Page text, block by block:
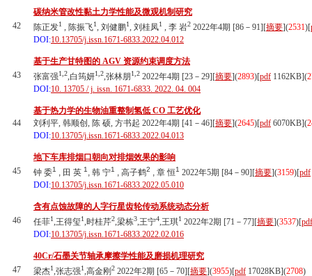
42
碳纳米管改性黏土力学性能及微观机制研究
陈正发1 , 陈振飞1, 刘健鹏1, 刘桂凤1 , 李 岩2 2022年4期 [86－91][摘要](2531)[
DOI:10.13705/j.issn.1671-6833.2022.04.012
43
基于生产甘特图的 AGV 资源约束调度方法
张富强1,2,白筠妍1,2,张林朋 1,2 2022年4期 [23－29][摘要](2893)[pdf 1162KB](
DOI:10. 13705 / j. issn. 1671-6833. 2022. 04. 004
44
基于热力学的生物油重整制氢低 CO 工艺优化
刘利平, 韩顺创, 陈 硕, 方书起 2022年4期 [41－46][摘要](2645)[pdf 6070KB](
DOI:10.13705/j.issn.1671-6833.2022.04.013
45
地下车库排烟口朝向对排烟效果的影响
钟 委1 , 田 英 1 , 韩 宁1 , 高子鹤2 , 章 恒1 2022年5期 [84－90][摘要](3159)[pdf
DOI:10.13705/j.issn.1671-6833.2022.05.010
46
含有点蚀故障的人字行星齿轮传动系统动态分析
任菲1,王得玺1,时桂芹2,梁栋3,王宁4,王琪1 2022年2期 [71－77][摘要](3537)[pdf
DOI:10.13705/j.issn.1671-6833.2022.02.016
47
40Cr/石墨关节轴承摩擦学性能及磨损机理研究
梁杰1,张志强1,高金刚 2 2022年2期 [65－70][摘要](3955)[pdf 17028KB](2708)